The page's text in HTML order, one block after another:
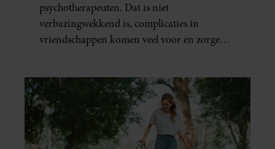
psychotherapeuten. Dat is niet
verbazingwekkend is, complicaties in
vriendschappen komen veel voor en zorgen